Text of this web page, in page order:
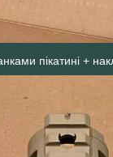
пікатині +